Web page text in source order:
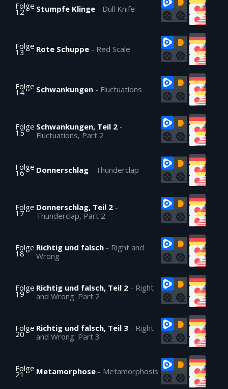
Folge
12 Stumpfe Klinge - Dull Knife
Folge
13 Rote Schuppe - Red Scale
Folge
14 Schwankungen - Fluctuations
Folge
15
Schwankungen, Teil 2 -
Fluctuations, Part 2
Folge
16 Donnerschlag - Thunderclap
Folge
17
Donnerschlag, Teil 2 -
Thunderclap, Part 2
Folge
18
Richtig und falsch - Right and
Wrong
Folge
19
Richtig und falsch, Teil 2 - Right
and Wrong. Part 2
Folge
20
Richtig und falsch, Teil 3 - Right
and Wrong. Part 3
Folge
21 Metamorphose - Metamorphosis